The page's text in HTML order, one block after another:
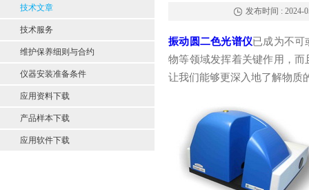
技术文章
技术服务
维护保养细则与合约
仪器安装准备条件
应用资料下载
产品样本下载
应用软件下载
发布时间 : 2024-
振动圆二色光谱仪已成为不可
物等领域发挥着关键作用，
让我们能够更深入地了解物质